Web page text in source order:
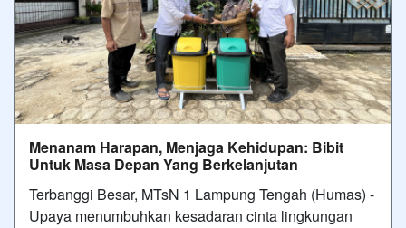
Menanam Harapan, Menjaga Kehidupan: Bibit
Untuk Masa Depan Yang Berkelanjutan
Terbanggi Besar, MTsN 1 Lampung Tengah (Humas) -
Upaya menumbuhkan kesadaran cinta lingkungan